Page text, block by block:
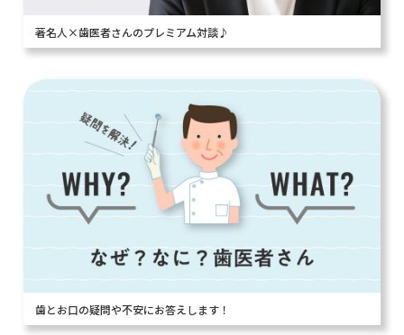
著名人×歯医者さんのプレミアム対談♪
歯とお口の疑問や不安にお答えします！